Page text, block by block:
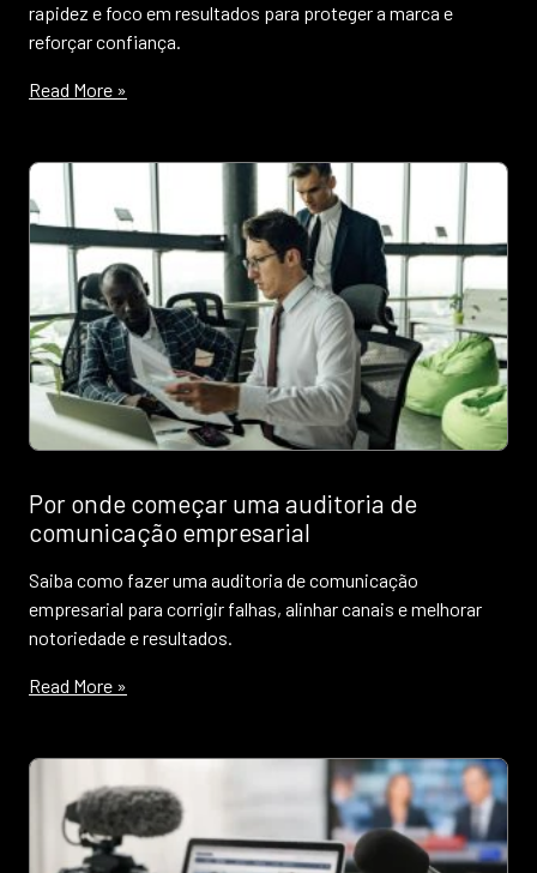
rapidez e foco em resultados para proteger a marca e
reforçar confiança.
Read More »
Por onde começar uma auditoria de
comunicação empresarial
Saiba como fazer uma auditoria de comunicação
empresarial para corrigir falhas, alinhar canais e melhorar
notoriedade e resultados.
Read More »